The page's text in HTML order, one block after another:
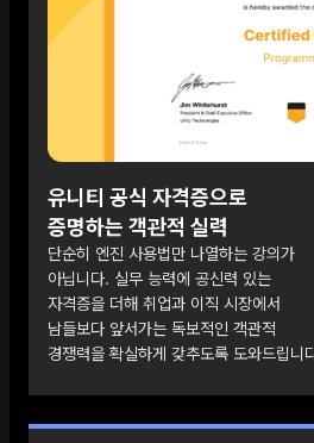
유니티 공식 자격증으로
증명하는 객관적 실력
단순히 엔진 사용법만 나열하는 강의가
아닙니다. 실무 능력에 공신력 있는
자격증을 더해 취업과 이직 시장에서
남들보다 앞서가는 독보적인 객관적
경쟁력을 확실하게 갖추도록 도와드립니